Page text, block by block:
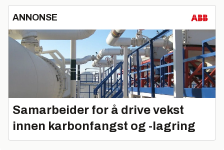
ANNONSE
Samarbeider for å drive vekst
innen karbonfangst og -lagring